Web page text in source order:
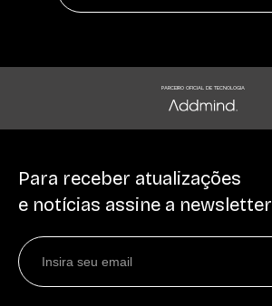
PARCEIRO OFICIAL DE TECNOLOGIA
Para receber atualizações
e notícias assine a newsletter